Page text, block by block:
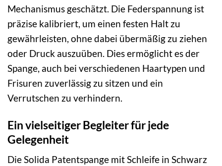
Mechanismus geschätzt. Die Federspannung ist
präzise kalibriert, um einen festen Halt zu
gewährleisten, ohne dabei übermäßig zu ziehen
oder Druck auszuüben. Dies ermöglicht es der
Spange, auch bei verschiedenen Haartypen und
Frisuren zuverlässig zu sitzen und ein
Verrutschen zu verhindern.
Ein vielseitiger Begleiter für jede
Gelegenheit
Die Solida Patentspange mit Schleife in Schwarz